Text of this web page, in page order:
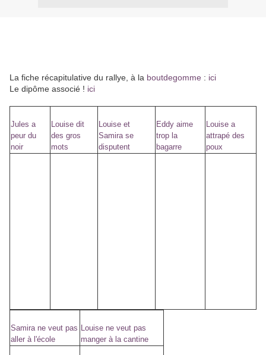
La fiche récapitulative du rallye, à la boutdegomme : ici
Le dipôme associé ! ici
Jules a
peur du
noir
Louise dit
des gros
mots
Louise et
Samira se
disputent
Eddy aime
trop la
bagarre
Louise a
attrapé des
poux
Samira ne veut pas
aller à l'école
Louise ne veut pas
manger à la cantine